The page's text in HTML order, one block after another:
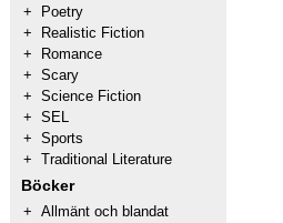
+
Poetry
+
Realistic Fiction
+
Romance
+ Scary
+ Science Fiction
+ SEL
+ Sports
+ Traditional Literature
Böcker
+ Allmänt och blandat